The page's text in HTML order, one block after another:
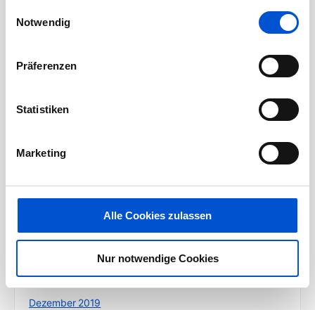
Notwendig
Präferenzen
Statistiken
Marketing
Alle Cookies zulassen
Nur notwendige Cookies
Januar 2021
November 2020
September 2020
Juli 2020
März 2020
Januar 2020
Dezember 2019